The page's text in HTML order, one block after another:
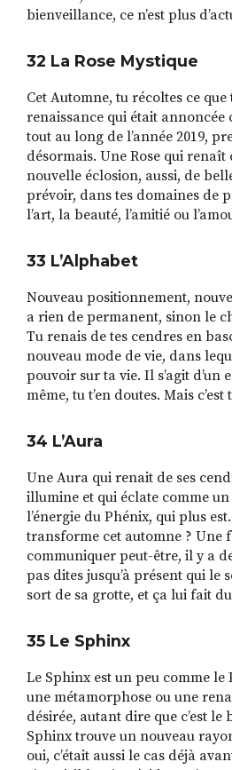
bienveillance, ce n’est plus
32 La Rose Mystique
Cet Automne, tu récoltes ce que
renaissance qui était annoncée
tout au long de l’année 2019,
désormais. Une Rose qui renaît
nouvelle éclosion, aussi, de
prévoir, dans tes domaines de
l’art, la beauté, l’amitié ou
33 L’Alphabet
Nouveau positionnement,
a rien de permanent, sinon le
Tu renais de tes cendres en
nouveau mode de vie, dans
pouvoir sur ta vie. Il s’agit d’un
même, tu t’en doutes. Mais
34 L’Aura
Une Aura qui renait de ses
illumine et qui éclate comme un
l’énergie du Phénix, qui plus
transforme cet automne ? Une
communiquer peut-être, il y a
pas dites jusqu’à présent qui le
sort de sa grotte, et ça lui fait
35 Le Sphinx
Le Sphinx est un peu comme le
une métamorphose ou une
désirée, autant dire que c’est le
Sphinx trouve un nouveau
oui, c’était aussi le cas déjà